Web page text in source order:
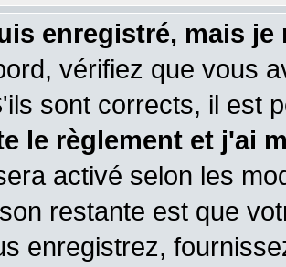
enregistré, mais
vérifiez que vous
sont corrects, il est
le règlement et j'ai
activé selon les
restante est que
enregistrez,